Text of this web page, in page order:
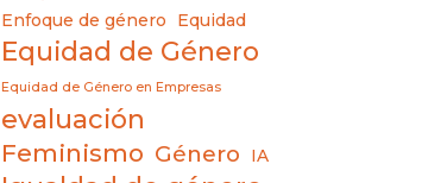
Enfoque de género
Equidad
Equidad de Género
Equidad de Género en Empresas
evaluación
Feminismo Género IA